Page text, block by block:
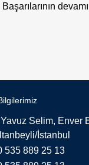
Yavuz Selim, Enver
İstanbul
535 889 25 13